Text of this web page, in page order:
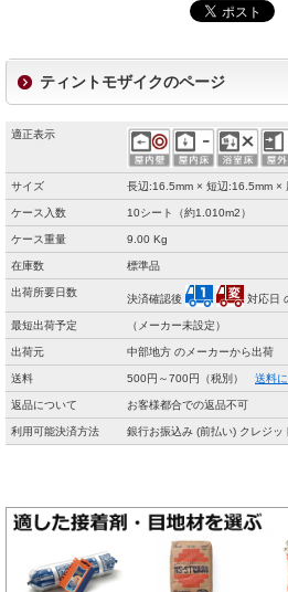
ティントモザイクのページ
適正表示
サイズ 長辺:16.5mm × 短辺:16.5mm ×
ケース入数 10シート（約1.010m2）
ケース重量 9.00 Kg
在庫数 標準品
出荷所要日数
決済確認後 対応日
最短出荷予定 （メーカー未設定）
出荷元 中部地方 のメーカーから出荷
送料 500円～700円（税別） 送料
返品について お客様都合での返品不可
利用可能決済方法 銀行お振込み (前払い) クレジッ